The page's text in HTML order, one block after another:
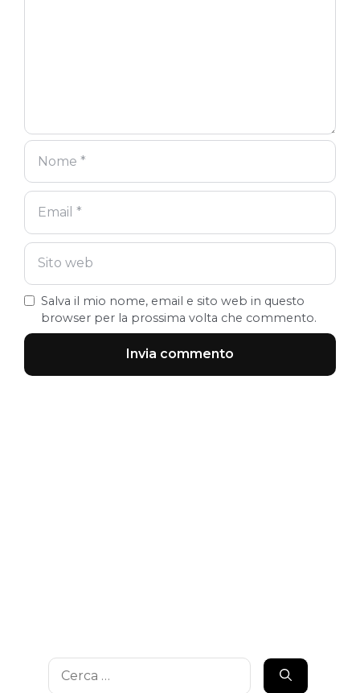
Salva il mio nome, email e sito web in questo
browser per la prossima volta che commento.
Ricerca
per: